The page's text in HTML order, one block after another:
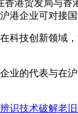
港贸发局与
企业可对接
科技创新领域
业的代表与在沪
识技术破解老